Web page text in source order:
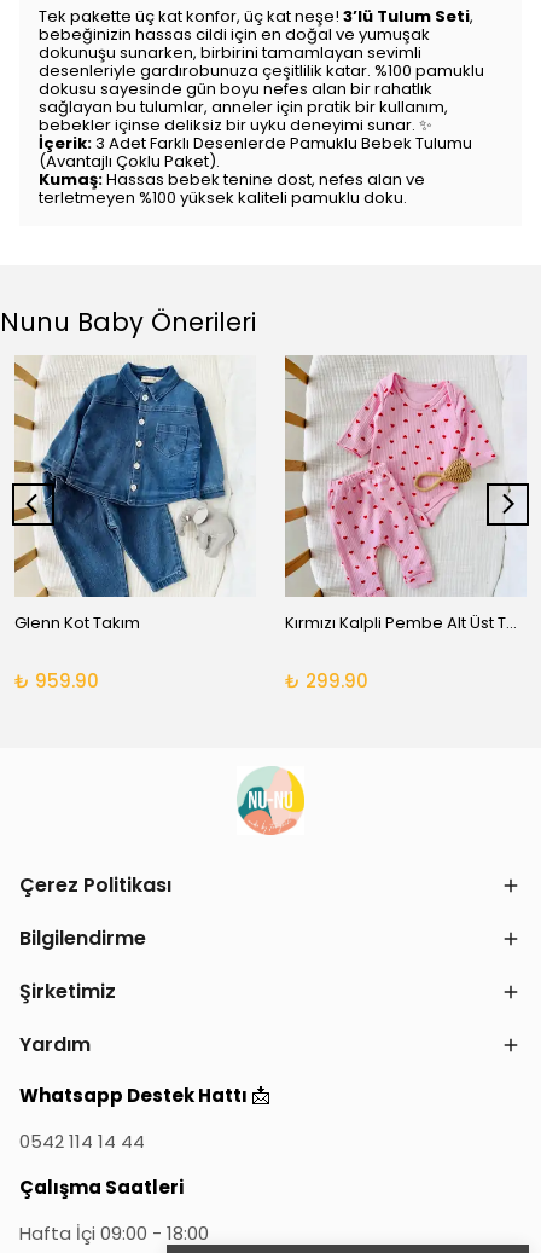
Tek pakette üç kat konfor, üç kat neşe! 3’lü Tulum Seti,
bebeğinizin hassas cildi için en doğal ve yumuşak
dokunuşu sunarken, birbirini tamamlayan sevimli
desenleriyle gardırobunuza çeşitlilik katar. %100 pamuklu
dokusu sayesinde gün boyu nefes alan bir rahatlık
sağlayan bu tulumlar, anneler için pratik bir kullanım,
bebekler içinse deliksiz bir uyku deneyimi sunar. ✨
İçerik:3 Adet Farklı Desenlerde Pamuklu Bebek Tulumu
(Avantajlı Çoklu Paket).
Kumaş:Hassas bebek tenine dost, nefes alan ve
terletmeyen %100 yüksek kaliteli pamuklu doku.
Nunu Baby Önerileri
Glenn Kot Takım
₺ 959.90
Kırmızı Kalpli Pembe Alt Üst Takım
₺ 299.90
Çerez Politikası
Bilgilendirme
Şirketimiz
Yardım
Whatsapp Destek Hattı 📩
0542 114 14 44
Çalışma Saatleri
Hafta İçi 09:00 - 18:00